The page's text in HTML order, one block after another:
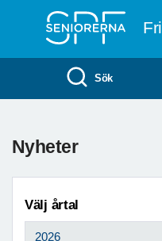
Sök
Nyheter
Välj årtal